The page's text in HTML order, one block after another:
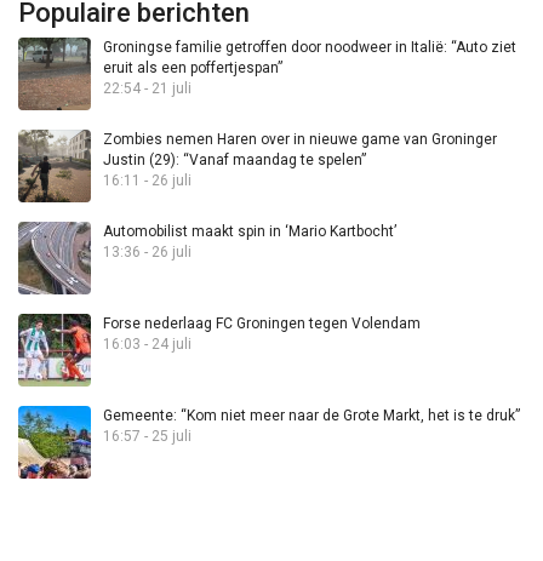
Populaire berichten
Groningse familie getroffen door noodweer in Italië: “Auto ziet
eruit als een poffertjespan”
22:54 - 21 juli
Zombies nemen Haren over in nieuwe game van Groninger
Justin (29): “Vanaf maandag te spelen”
16:11 - 26 juli
Automobilist maakt spin in ‘Mario Kartbocht’
13:36 - 26 juli
Forse nederlaag FC Groningen tegen Volendam
16:03 - 24 juli
Gemeente: “Kom niet meer naar de Grote Markt, het is te druk”
16:57 - 25 juli